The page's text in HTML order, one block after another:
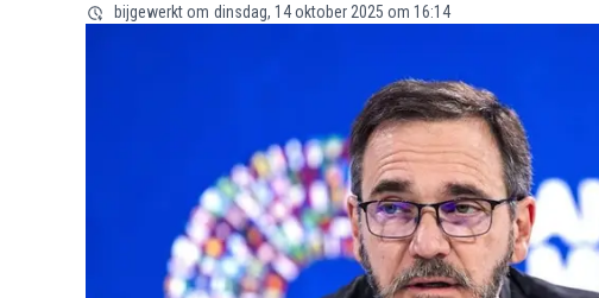
bijgewerkt om dinsdag, 14 oktober 2025 om 16:14